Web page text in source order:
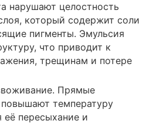
нарушают целостность
который содержит соли
пигменты. Эмульсия
что приводит к
трещинам и потере
Прямые
температуру
её пересыхание и